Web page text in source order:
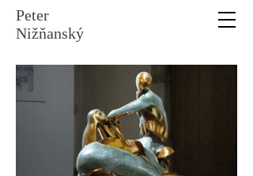
Peter
Nižňanský